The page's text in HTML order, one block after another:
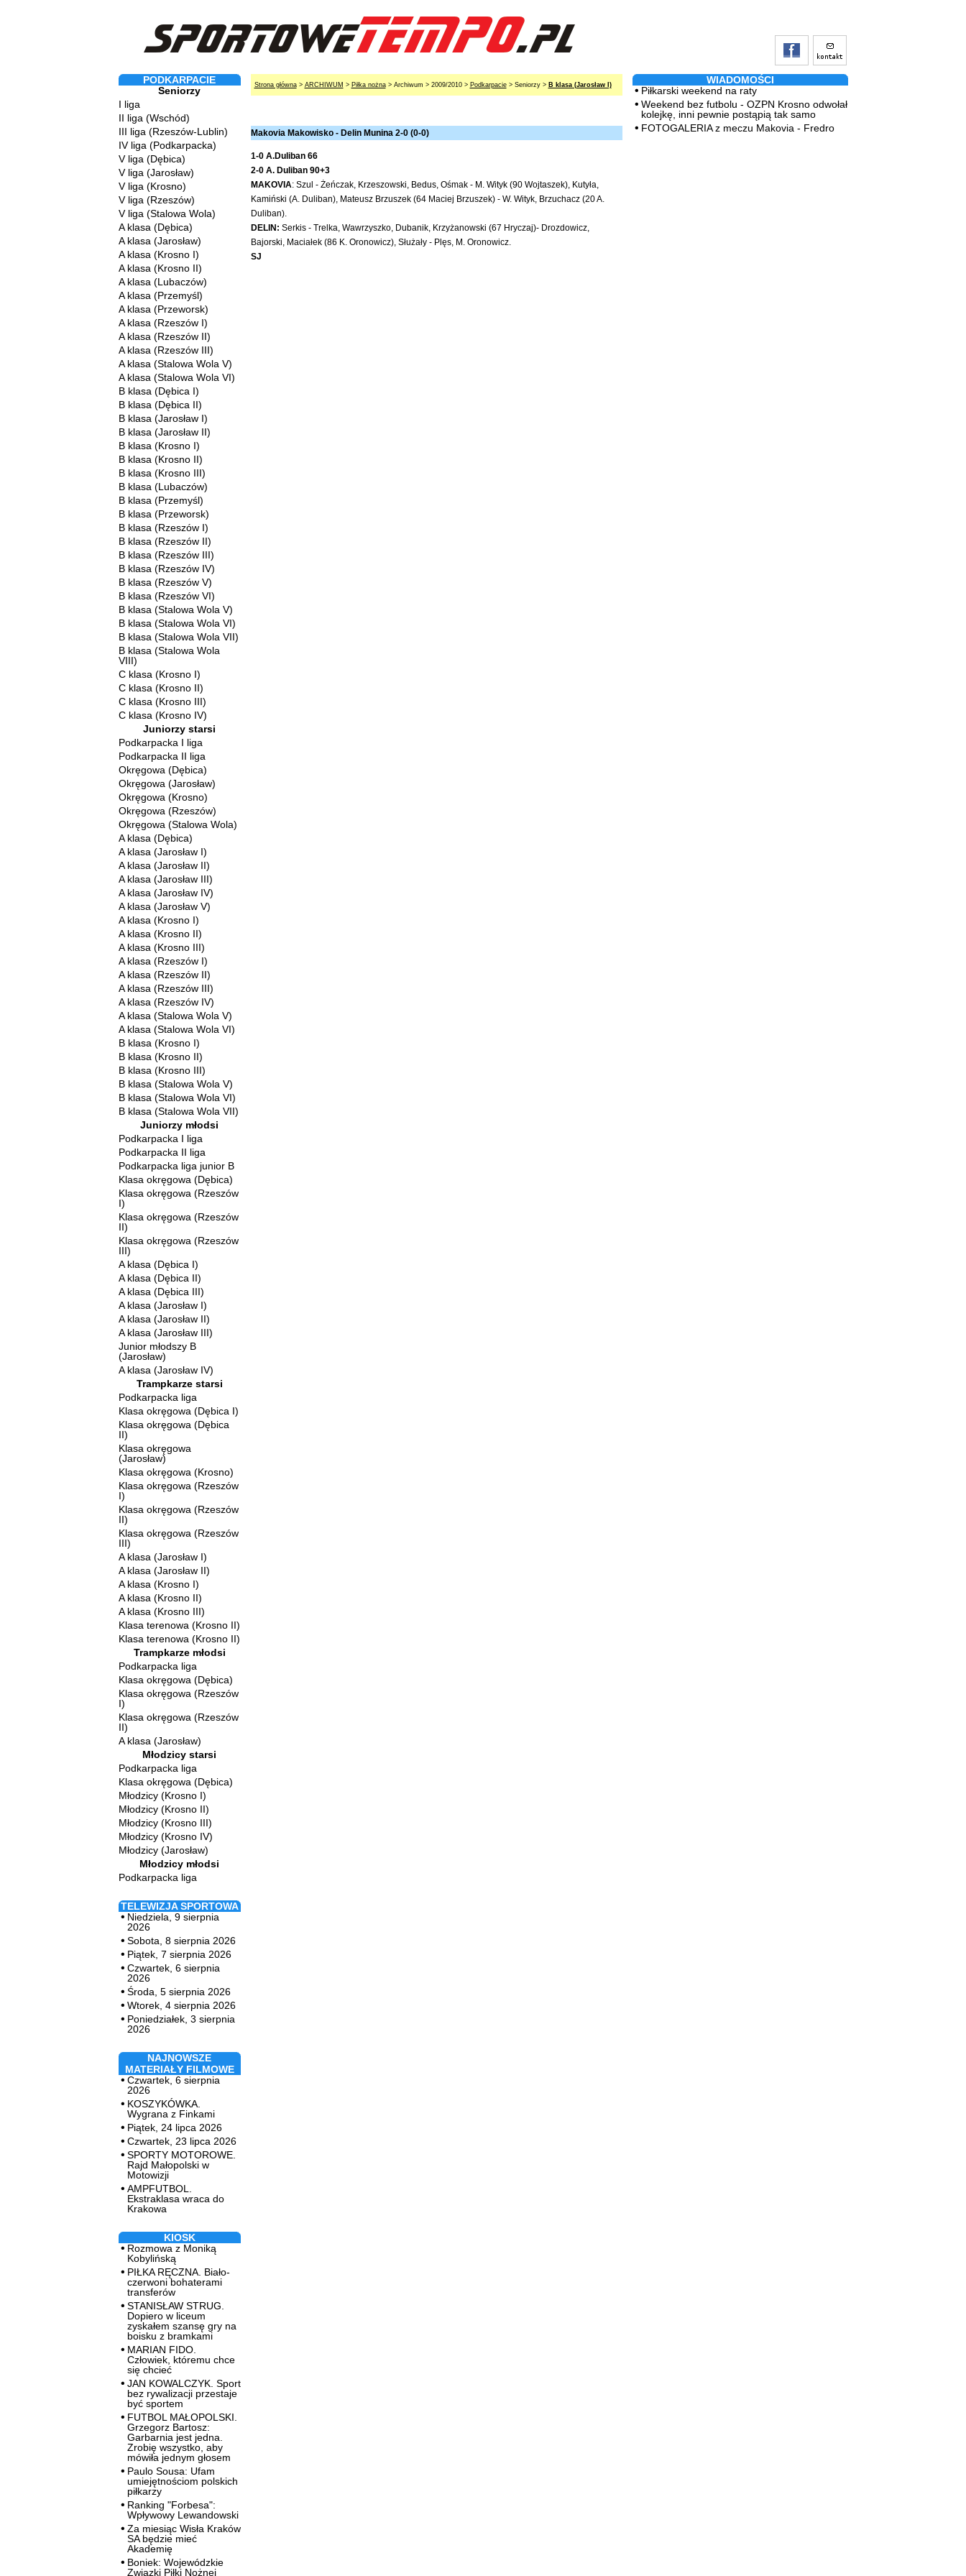
PODKARPACIE
Seniorzy
I liga
II liga (Wschód)
III liga (Rzeszów-Lublin)
IV liga (Podkarpacka)
V liga (Dębica)
V liga (Jarosław)
V liga (Krosno)
V liga (Rzeszów)
V liga (Stalowa Wola)
A klasa (Dębica)
A klasa (Jarosław)
A klasa (Krosno I)
A klasa (Krosno II)
A klasa (Lubaczów)
A klasa (Przemyśl)
A klasa (Przeworsk)
A klasa (Rzeszów I)
A klasa (Rzeszów II)
A klasa (Rzeszów III)
A klasa (Stalowa Wola V)
A klasa (Stalowa Wola VI)
B klasa (Dębica I)
B klasa (Dębica II)
B klasa (Jarosław I)
B klasa (Jarosław II)
B klasa (Krosno I)
B klasa (Krosno II)
B klasa (Krosno III)
B klasa (Lubaczów)
B klasa (Przemyśl)
B klasa (Przeworsk)
B klasa (Rzeszów I)
B klasa (Rzeszów II)
B klasa (Rzeszów III)
B klasa (Rzeszów IV)
B klasa (Rzeszów V)
B klasa (Rzeszów VI)
B klasa (Stalowa Wola V)
B klasa (Stalowa Wola VI)
B klasa (Stalowa Wola VII)
B klasa (Stalowa Wola
VIII)
C klasa (Krosno I)
C klasa (Krosno II)
C klasa (Krosno III)
C klasa (Krosno IV)
Juniorzy starsi
Podkarpacka I liga
Podkarpacka II liga
Okręgowa (Dębica)
Okręgowa (Jarosław)
Okręgowa (Krosno)
Okręgowa (Rzeszów)
Okręgowa (Stalowa Wola)
A klasa (Dębica)
A klasa (Jarosław I)
A klasa (Jarosław II)
A klasa (Jarosław III)
A klasa (Jarosław IV)
A klasa (Jarosław V)
A klasa (Krosno I)
A klasa (Krosno II)
A klasa (Krosno III)
A klasa (Rzeszów I)
A klasa (Rzeszów II)
A klasa (Rzeszów III)
A klasa (Rzeszów IV)
A klasa (Stalowa Wola V)
A klasa (Stalowa Wola VI)
B klasa (Krosno I)
B klasa (Krosno II)
B klasa (Krosno III)
B klasa (Stalowa Wola V)
B klasa (Stalowa Wola VI)
B klasa (Stalowa Wola VII)
Juniorzy młodsi
Podkarpacka I liga
Podkarpacka II liga
Podkarpacka liga junior B
Klasa okręgowa (Dębica)
Klasa okręgowa (Rzeszów
I)
Klasa okręgowa (Rzeszów
II)
Klasa okręgowa (Rzeszów
III)
A klasa (Dębica I)
A klasa (Dębica II)
A klasa (Dębica III)
A klasa (Jarosław I)
A klasa (Jarosław II)
A klasa (Jarosław III)
Junior młodszy B
(Jarosław)
A klasa (Jarosław IV)
Trampkarze starsi
Podkarpacka liga
Klasa okręgowa (Dębica I)
Klasa okręgowa (Dębica
II)
Klasa okręgowa
(Jarosław)
Klasa okręgowa (Krosno)
Klasa okręgowa (Rzeszów
I)
Klasa okręgowa (Rzeszów
II)
Klasa okręgowa (Rzeszów
III)
A klasa (Jarosław I)
A klasa (Jarosław II)
A klasa (Krosno I)
A klasa (Krosno II)
A klasa (Krosno III)
Klasa terenowa (Krosno II)
Klasa terenowa (Krosno II)
Trampkarze młodsi
Podkarpacka liga
Klasa okręgowa (Dębica)
Klasa okręgowa (Rzeszów
I)
Klasa okręgowa (Rzeszów
II)
A klasa (Jarosław)
Młodzicy starsi
Podkarpacka liga
Klasa okręgowa (Dębica)
Młodzicy (Krosno I)
Młodzicy (Krosno II)
Młodzicy (Krosno III)
Młodzicy (Krosno IV)
Młodzicy (Jarosław)
Młodzicy młodsi
Podkarpacka liga
TELEWIZJA SPORTOWA
Niedziela, 9 sierpnia
2026
Sobota, 8 sierpnia 2026
Piątek, 7 sierpnia 2026
Czwartek, 6 sierpnia
2026
Środa, 5 sierpnia 2026
Wtorek, 4 sierpnia 2026
Poniedziałek, 3 sierpnia
2026
NAJNOWSZE
MATERIAŁY FILMOWE
Czwartek, 6 sierpnia
2026
KOSZYKÓWKA.
Wygrana z Finkami
Piątek, 24 lipca 2026
Czwartek, 23 lipca 2026
SPORTY MOTOROWE.
Rajd Małopolski w
Motowizji
AMPFUTBOL.
Ekstraklasa wraca do
Krakowa
KIOSK
Rozmowa z Moniką
Kobylińską
PIŁKA RĘCZNA. Biało-
czerwoni bohaterami
transferów
STANISŁAW STRUG.
Dopiero w liceum
zyskałem szansę gry na
boisku z bramkami
MARIAN FIDO.
Człowiek, któremu chce
się chcieć
JAN KOWALCZYK. Sport
bez rywalizacji przestaje
być sportem
FUTBOL MAŁOPOLSKI.
Grzegorz Bartosz:
Garbarnia jest jedna.
Zrobię wszystko, aby
mówiła jednym głosem
Paulo Sousa: Ufam
umiejętnościom polskich
piłkarzy
Ranking "Forbesa":
Wpływowy Lewandowski
Za miesiąc Wisła Kraków
SA będzie mieć
Akademię
Boniek: Wojewódzkie
Związki Piłki Nożnej
Strona główna> ARCHIWUM > Piłka nożna> Archiwum > 2009/2010 > Podkarpacie> Seniorzy > B klasa (Jarosław I)
Makovia Makowisko - Delin Munina 2-0 (0-0)
1-0 A.Duliban 66
2-0 A. Duliban 90+3
MAKOVIA: Szul - Żeńczak, Krzeszowski, Bedus, Ośmak - M. Wityk (90 Wojtaszek), Kutyła,
Kamiński (A. Duliban), Mateusz Brzuszek (64 Maciej Brzuszek) - W. Wityk, Brzuchacz (20 A.
Duliban).
DELIN: Serkis - Trelka, Wawrzyszko, Dubanik, Krzyżanowski (67 Hryczaj)- Drozdowicz,
Bajorski, Maciałek (86 K. Oronowicz), Służały - Plęs, M. Oronowicz.
SJ
WIADOMOŚCI
Piłkarski weekend na raty
Weekend bez futbolu - OZPN Krosno odwołał
kolejkę, inni pewnie postąpią tak samo
FOTOGALERIA z meczu Makovia - Fredro